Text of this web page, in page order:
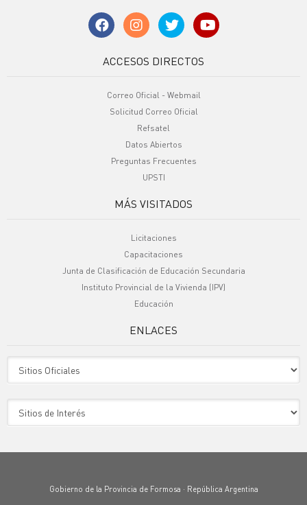
ACCESOS DIRECTOS
Correo Oficial - Webmail
Solicitud Correo Oficial
Refsatel
Datos Abiertos
Preguntas Frecuentes
UPSTI
MÁS VISITADOS
Licitaciones
Capacitaciones
Junta de Clasificación de Educación Secundaria
Instituto Provincial de la Vivienda (IPV)
Educación
ENLACES
Gobierno de la Provincia de Formosa · República Argentina